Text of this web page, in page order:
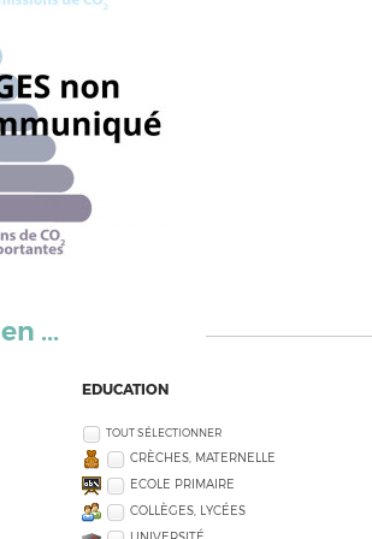
...
EDUCATION
TOUT SÉLECTIONNER
CRÈCHES, MATERNELLE
ECOLE PRIMAIRE
COLLÈGES, LYCÉES